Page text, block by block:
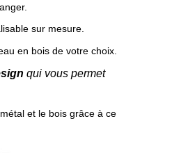
sur mesure.
en bois de votre choix.
qui vous permet
et le bois grâce à ce